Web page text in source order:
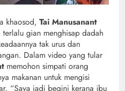
khaosod, Tai Manusanant
terlalu gian menghisap dadah
tak urus dan
Dalam video yang tular
memohon simpati orang
makanan untuk mengisi
“Saya jadi begini kerana ibu